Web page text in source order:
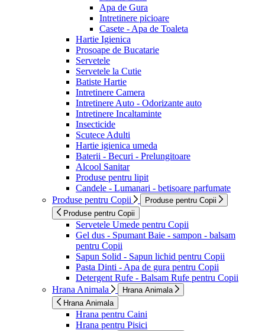
Apa de Gura
Intretinere picioare
Casete - Apa de Toaleta
Hartie Igienica
Prosoape de Bucatarie
Servetele
Servetele la Cutie
Batiste Hartie
Intretinere Camera
Intretinere Auto - Odorizante auto
Intretinere Incaltaminte
Insecticide
Scutece Adulti
Hartie igienica umeda
Baterii - Becuri - Prelungitoare
Alcool Sanitar
Produse pentru lipit
Candele - Lumanari - betisoare parfumate
Produse pentru Copii
Produse pentru Copii
Produse pentru Copii
Servetele Umede pentru Copii
Gel dus - Spumant Baie - sampon - balsam
pentru Copii
Sapun Solid - Sapun lichid pentru Copii
Pasta Dinti - Apa de gura pentru Copii
Detergent Rufe - Balsam Rufe pentru Copii
Hrana Animala
Hrana Animala
Hrana Animala
Hrana pentru Caini
Hrana pentru Pisici